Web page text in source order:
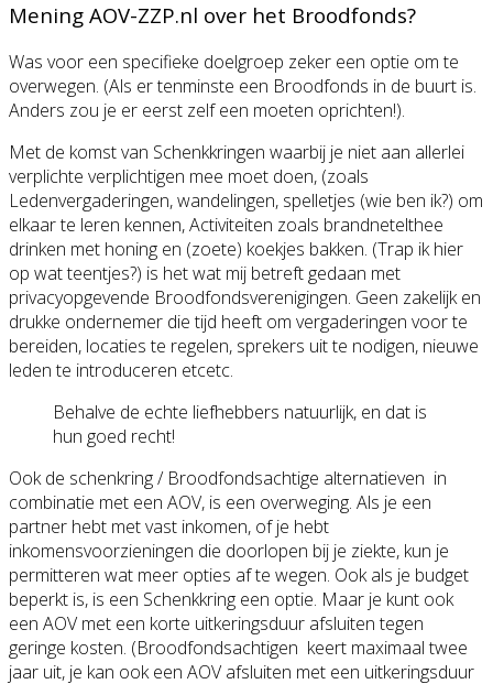
Mening AOV-ZZP.nl over het Broodfonds?
Was voor een specifieke doelgroep zeker een optie om te
overwegen. (Als er tenminste een Broodfonds in de buurt is.
Anders zou je er eerst zelf een moeten oprichten!).
Met de komst van Schenkkringen waarbij je niet aan allerlei
verplichte verplichtigen mee moet doen, (zoals
Ledenvergaderingen, wandelingen, spelletjes (wie ben ik?) om
elkaar te leren kennen, Activiteiten zoals brandnetelthee
drinken met honing en (zoete) koekjes bakken. (Trap ik hier
op wat teentjes?) is het wat mij betreft gedaan met
privacyopgevende Broodfondsverenigingen. Geen zakelijk en
drukke ondernemer die tijd heeft om vergaderingen voor te
bereiden, locaties te regelen, sprekers uit te nodigen, nieuwe
leden te introduceren etcetc.
Behalve de echte liefhebbers natuurlijk, en dat is
hun goed recht!
Ook de schenkring / Broodfondsachtige alternatieven in
combinatie met een AOV, is een overweging. Als je een
partner hebt met vast inkomen, of je hebt
inkomensvoorzieningen die doorlopen bij je ziekte, kun je
permitteren wat meer opties af te wegen. Ook als je budget
beperkt is, is een Schenkkring een optie. Maar je kunt ook
een AOV met een korte uitkeringsduur afsluiten tegen
geringe kosten. (Broodfondsachtigen keert maximaal twee
jaar uit, je kan ook een AOV afsluiten met een uitkeringsduur